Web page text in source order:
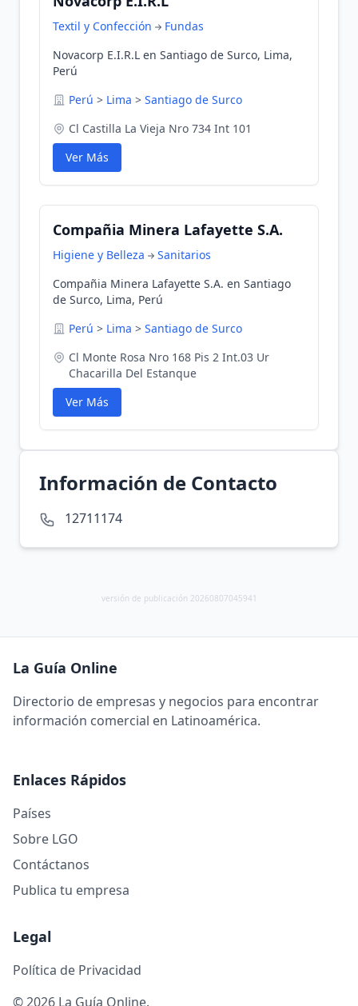
Textil y Confección
Fundas
Novacorp E.I.R.L en Santiago de Surco, Lima,
Perú
Perú > Lima > Santiago de Surco
Cl Castilla La Vieja Nro 734 Int 101
Ver Más
Compañia Minera Lafayette S.A.
Higiene y Belleza
Sanitarios
Compañia Minera Lafayette S.A. en Santiago
de Surco, Lima, Perú
Perú > Lima > Santiago de Surco
Cl Monte Rosa Nro 168 Pis 2 Int.03 Ur
Chacarilla Del Estanque
Ver Más
Información de Contacto
12711174
versión de publicación 20260807045941
La Guía Online
Directorio de empresas y negocios para encontrar
información comercial en Latinoamérica.
Enlaces Rápidos
Países
Sobre LGO
Contáctanos
Publica tu empresa
Legal
Política de Privacidad
© 2026 La Guía Online.